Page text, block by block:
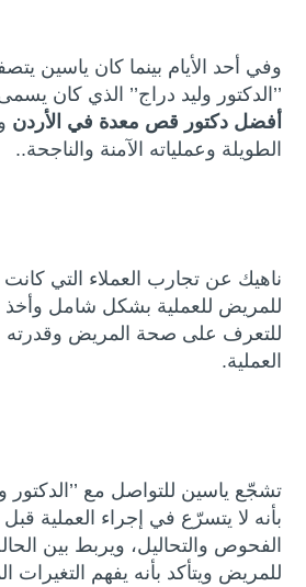
وفي أحد الأيام بينما كان ياسين
’’الدكتور وليد دراج’’ الذي كان
أفضل دكتور قص معدة في الأردن
الطويلة وعملياته الآمنة والناجحة..
ناهيك عن تجارب العملاء التي
للمريض للعملية بشكل شامل وأخذ
للتعرف على صحة المريض وقدرته
العملية.
تشجّع ياسين للتواصل مع ’’الدكتور
بأنه لا يتسرّع في إجراء العملية
الفحوص والتحاليل، ويربط بين
للمريض ويتأكد بأنه يفهم